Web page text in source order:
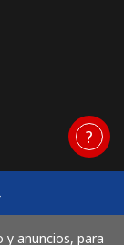
y anuncios, para